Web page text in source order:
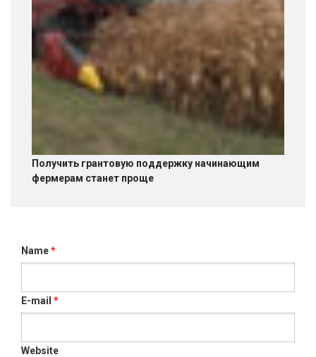
Получить грантовую поддержку начинающим
фермерам станет проще
Name*
E-mail *
Website